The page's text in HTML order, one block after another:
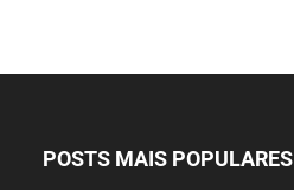
POSTS MAIS POPULARES